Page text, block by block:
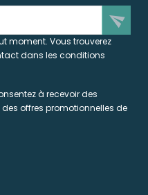
send
moment. Vous trouverez
dans les conditions
à recevoir des
offres promotionnelles de